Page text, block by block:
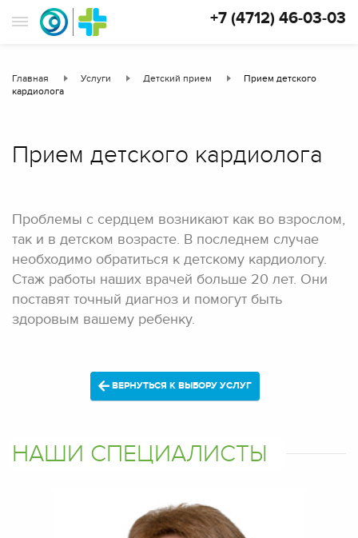
+7 (4712) 46-03-03
Главная Услуги Детский прием
Прием детского
кардиолога
Прием детского кардиолога
Проблемы с сердцем возникают как во взрослом,
так и в детском возрасте. В последнем случае
необходимо обратиться к детскому кардиологу.
Стаж работы наших врачей больше 20 лет. Они
поставят точный диагноз и помогут быть
здоровым вашему ребенку.
ВЕРНУТЬСЯ К ВЫБОРУ УСЛУГ
НАШИ СПЕЦИАЛИСТЫ